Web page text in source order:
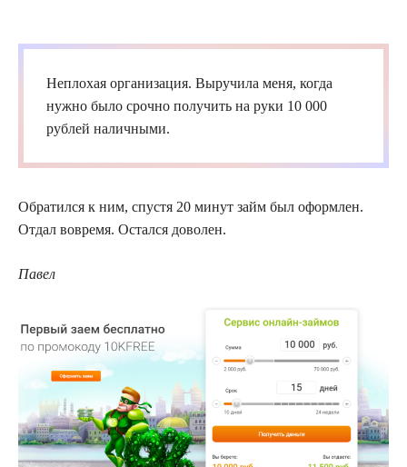
Неплохая организация. Выручила меня, когда
нужно было срочно получить на руки 10 000
рублей наличными.
Обратился к ним, спустя 20 минут займ был оформлен.
Отдал вовремя. Остался доволен.
Павел